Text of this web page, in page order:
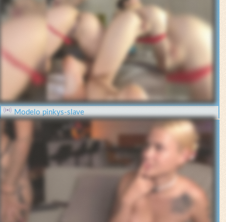
Modelo pinkys-slave